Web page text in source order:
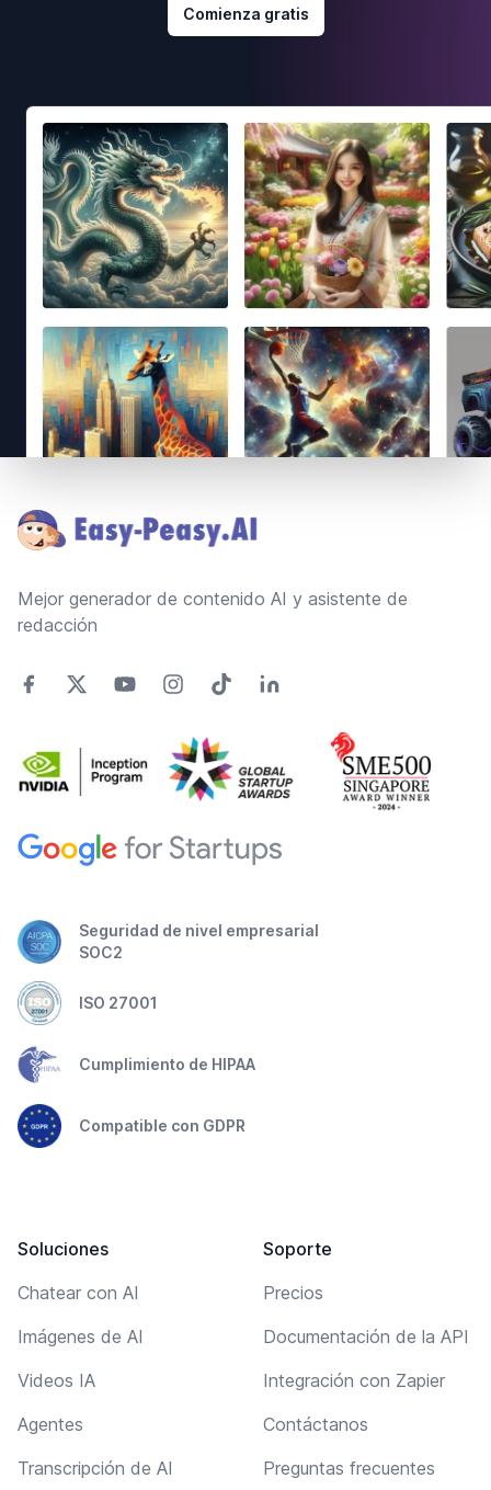
Comienza gratis
Mejor generador de contenido AI y asistente de
redacción
Seguridad de nivel empresarial
SOC2
ISO 27001
Cumplimiento de HIPAA
Compatible con GDPR
Soluciones
Chatear con AI
Imágenes de AI
Videos IA
Agentes
Transcripción de AI
Soporte
Precios
Documentación de la API
Integración con Zapier
Contáctanos
Preguntas frecuentes